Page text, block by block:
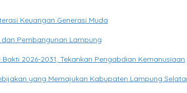
Keuangan Generasi Muda
Pembangunan Lampung
2026-2031, Tekankan Pengabdian Kemanusiaan
yang Memajukan Kabupaten Lampung